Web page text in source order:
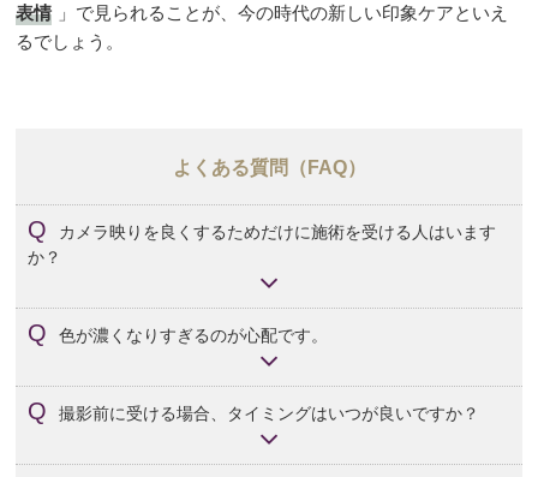
表情 」で見られることが、今の時代の新しい印象ケアといえ
るでしょう。
よくある質問（FAQ）
カメラ映りを良くするためだけに施術を受ける人はいます
か？
はい。SNSやオンライン会議の増加により、映りを意識し
た施術を希望する方が増えています。
色が濃くなりすぎるのが心配です。
初回は控えめに仕上げ、2回目のリタッチで理想のトーンに
整えます。
撮影前に受ける場合、タイミングはいつが良いですか？